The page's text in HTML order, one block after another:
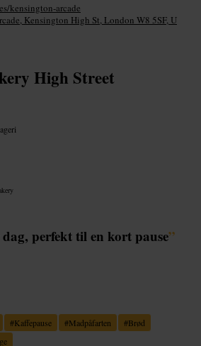
kensington-arcade
Kensington High St, London W8 5SF, U
High Street
perfekt til en kort pause”
#Kaffepause #Madpåfarten #Brød